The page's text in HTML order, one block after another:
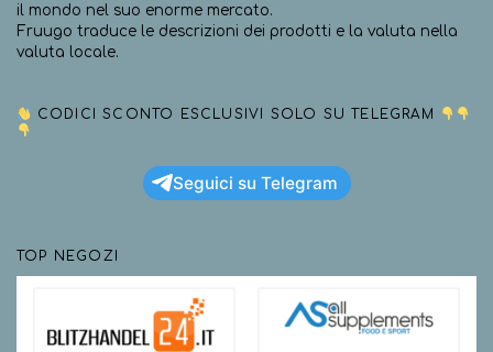
il mondo nel suo enorme mercato.
Fruugo traduce le descrizioni dei prodotti e la valuta nella
valuta locale.
CODICI SCONTO ESCLUSIVI SOLO SU TELEGRAM
Seguici su Telegram
TOP NEGOZI